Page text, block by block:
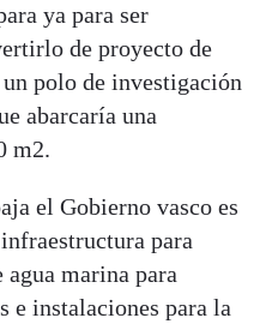
ya para ser
de proyecto de
polo de investigación
abarcaría una
m2.
el Gobierno vasco es
para
agua marina para
instalaciones para la